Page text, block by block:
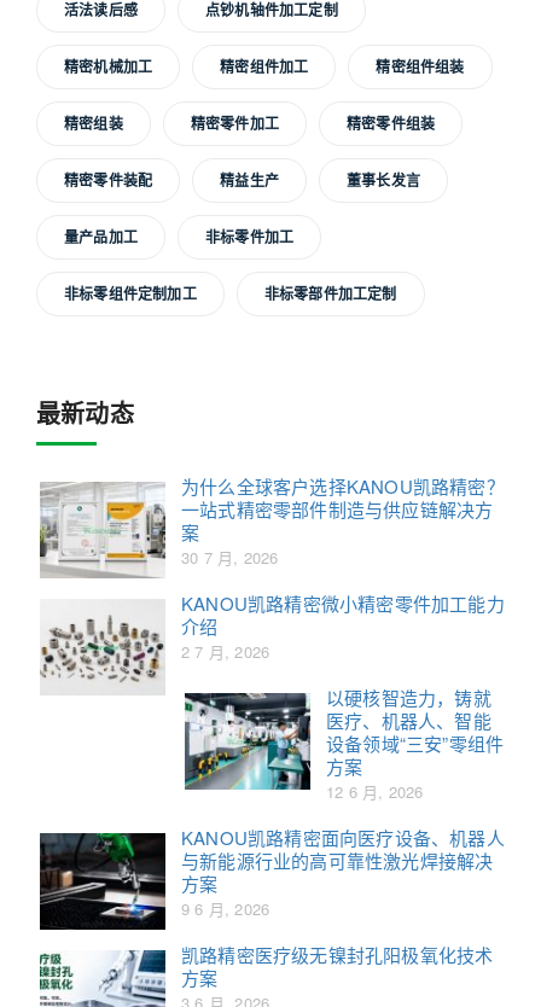
活法读后感 点钞机轴件加工定制
精密机械加工 精密组件加工 精密组件组装
精密组装 精密零件加工 精密零件组装
精密零件装配 精益生产 董事长发言
量产品加工 非标零件加工
非标零组件定制加工 非标零部件加工定制
最新动态
为什么全球客户选择KANOU凯路精密？
一站式精密零部件制造与供应链解决方
案
30 7 月, 2026
KANOU凯路精密微小精密零件加工能力
介绍
2 7 月, 2026
以硬核智造力，铸就
医疗、机器人、智能
设备领域“三安”零组件
方案
12 6 月, 2026
KANOU凯路精密面向医疗设备、机器人
与新能源行业的高可靠性激光焊接解决
方案
9 6 月, 2026
凯路精密医疗级无镍封孔阳极氧化技术
方案